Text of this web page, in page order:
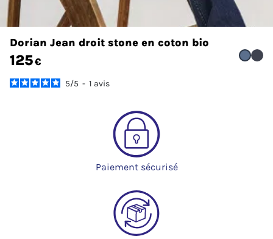
Dorian Jean droit stone en coton bio
125€
5/5 - 1 avis
Paiement sécurisé